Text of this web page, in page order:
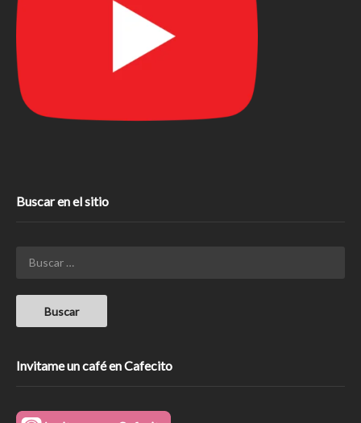
Buscar en el sitio
Invitame un café en Cafecito